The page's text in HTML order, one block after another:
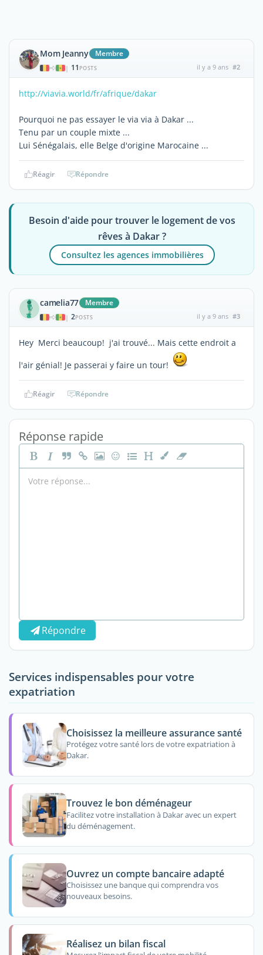
Mom Jeanny Membre
| 11 POSTS il y a 9 ans #2
http://viavia.world/fr/afrique/dakar
Pourquoi ne pas essayer le via via à Dakar ...
Tenu par un couple mixte ...
Lui Sénégalais, elle Belge d'origine Marocaine ...
Réagir Répondre
Besoin d'aide pour trouver le logement de vos
rêves à Dakar ?
Consultez les agences immobilières
camelia77 Membre
| 2POSTS il y a 9 ans #3
Hey Merci beaucoup! j'ai trouvé... Mais cette endroit a
l'air génial! Je passerai y faire un tour!
Réagir Répondre
Réponse rapide
Répondre
Services indispensables pour votre
expatriation
Choisissez la meilleure assurance santé
Protégez votre santé lors de votre expatriation à
Dakar.
Trouvez le bon déménageur
Facilitez votre installation à Dakar avec un expert
du déménagement.
Ouvrez un compte bancaire adapté
Choisissez une banque qui comprendra vos
nouveaux besoins.
Réalisez un bilan fiscal